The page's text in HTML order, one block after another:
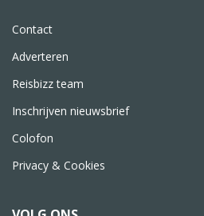
Contact
Adverteren
Reisbizz team
Inschrijven nieuwsbrief
Colofon
Privacy & Cookies